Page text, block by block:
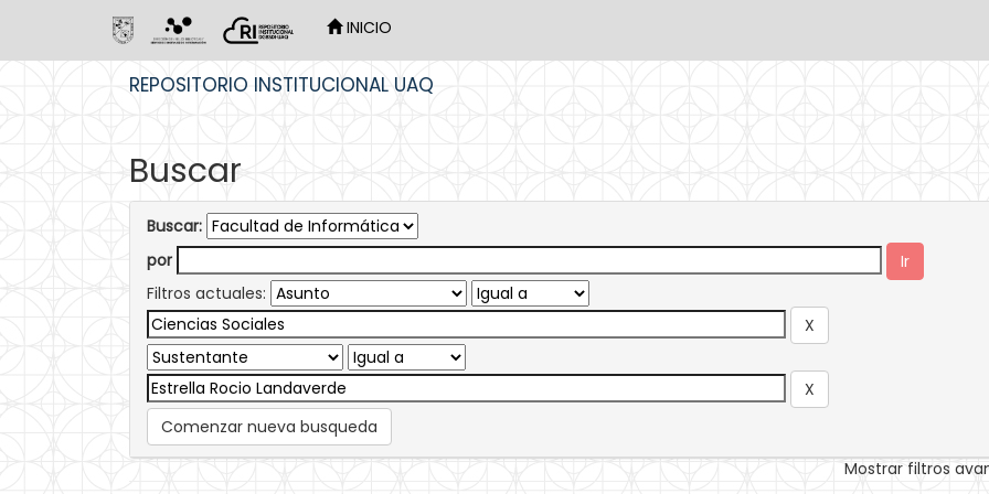
INICIO
REPOSITORIO INSTITUCIONAL UAQ
Buscar
Buscar:
por
Filtros actuales:
Comenzar nueva busqueda
Mostrar filtros